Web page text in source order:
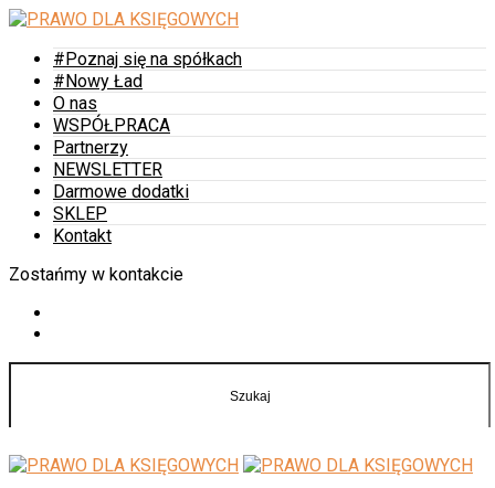
#Poznaj się na spółkach
#Nowy Ład
O nas
WSPÓŁPRACA
Partnerzy
NEWSLETTER
Darmowe dodatki
SKLEP
Kontakt
Zostańmy w kontakcie